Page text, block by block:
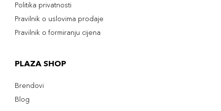
Politika privatnosti
Pravilnik o uslovima prodaje
Pravilnik o formiranju cijena
PLAZA SHOP
Brendovi
Blog